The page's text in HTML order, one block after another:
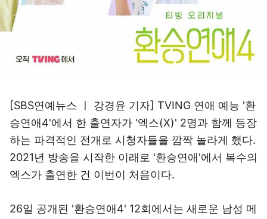
[SBS연예뉴스 ㅣ 강경윤 기자] TVING 연애 예능 '환
승연애4'에서 한 출연자가 '엑스(X)' 2명과 함께 등장
하는 파격적인 전개로 시청자들을 깜짝 놀라게 했다.
2021년 방송을 시작한 이래로 '환승연애'에서 복수의
엑스가 출연한 건 이번이 처음이다.
26일 공개된 '환승연애4' 12회에서는 새로운 남성 메